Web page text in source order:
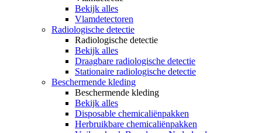
Bekijk alles
Vlamdetectoren
Radiologische detectie
Radiologische detectie
Bekijk alles
Draagbare radiologische detectie
Stationaire radiologische detectie
Beschermende kleding
Beschermende kleding
Bekijk alles
Disposable chemicaliënpakken
Herbruikbare chemicaliënpakken